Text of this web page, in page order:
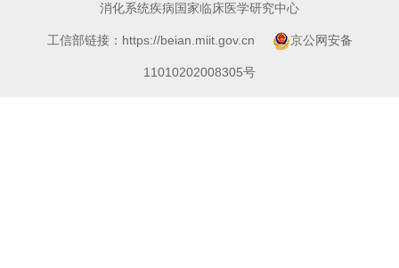
消化系统疾病国家临床医学研究中心
工信部链接：https://beian.miit.gov.cn 京公网安备
11010202008305号